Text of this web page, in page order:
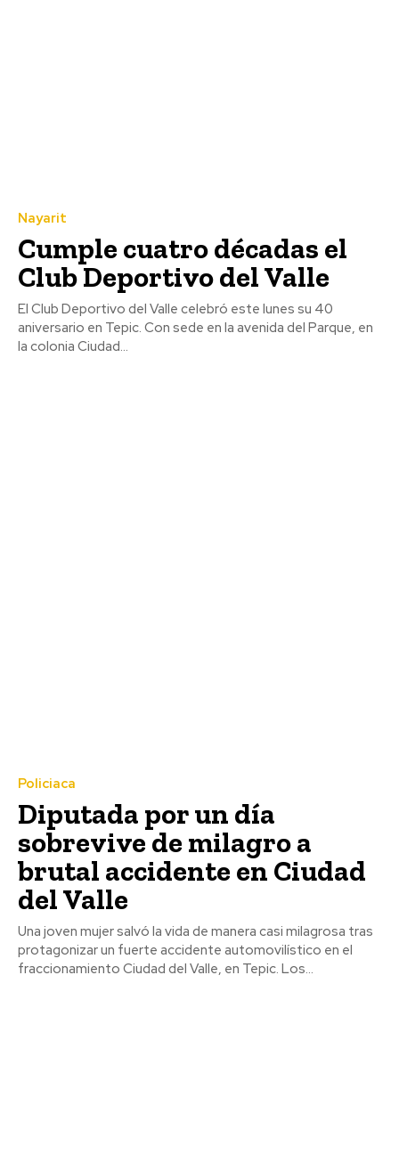
Nayarit
Cumple cuatro décadas el
Club Deportivo del Valle
El Club Deportivo del Valle celebró este lunes su 40
aniversario en Tepic. Con sede en la avenida del Parque, en
la colonia Ciudad...
Policiaca
Diputada por un día
sobrevive de milagro a
brutal accidente en Ciudad
del Valle
Una joven mujer salvó la vida de manera casi milagrosa tras
protagonizar un fuerte accidente automovilístico en el
fraccionamiento Ciudad del Valle, en Tepic. Los...